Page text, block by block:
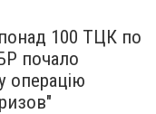
100 ТЦК по
почало
операцію